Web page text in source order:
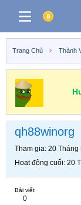
Trang Chủ Thành
qh88winorg
Tham gia 20 Tháng
Hoạt động cuối 20
Bài viết
0